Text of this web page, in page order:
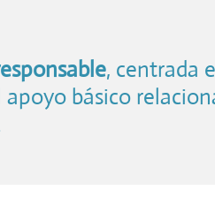
, centrada
básico